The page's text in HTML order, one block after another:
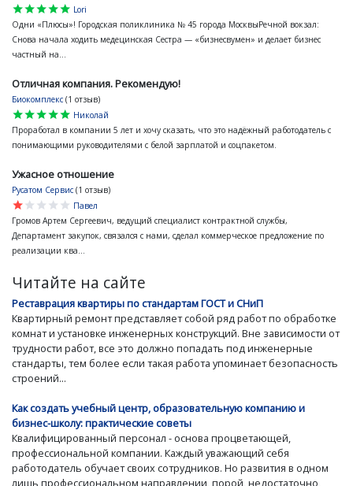
star
star
star
star
star
Lori
Одни «Плюсы»! Городская поликлиника № 45 города МосквыРечной вокзал:
Снова начала ходить медецинская Сестра — «бизнесвумен» и делает бизнес
частный на...
Отличная компания. Рекомендую!
Биокомплекс (1 отзыв)
star
star
star
star
star
Николай
Проработал в компании 5 лет и хочу сказать, что это надёжный работодатель с
понимающими руководителями с белой зарплатой и соцпакетом.
Ужасное отношение
Русатом Сервис (1 отзыв)
star
star
star
star
star
Павел
Громов Артем Сергеевич, ведущий специалист контрактной службы,
Департамент закупок, связался с нами, сделал коммерческое предложение по
реализации ква...
Читайте на сайте
Реставрация квартиры по стандартам ГОСТ и СНиП
Квартирный ремонт представляет собой ряд работ по обработке
комнат и установке инженерных конструкций. Вне зависимости от
трудности работ, все это должно попадать под инженерные
стандарты, тем более если такая работа упоминает безопасность
строений...
Как создать учебный центр, образовательную компанию и
бизнес-школу: практические советы
Квалифицированный персонал - основа процветающей,
профессиональной компании. Каждый уважающий себя
работодатель обучает своих сотрудников. Но развития в одном
лишь профессиональном направлении, порой, недостаточно,